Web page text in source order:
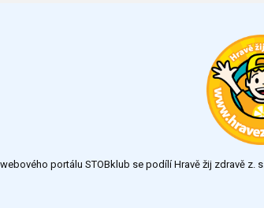
portálu STOBklub se podílí Hravě žij zdravě z.